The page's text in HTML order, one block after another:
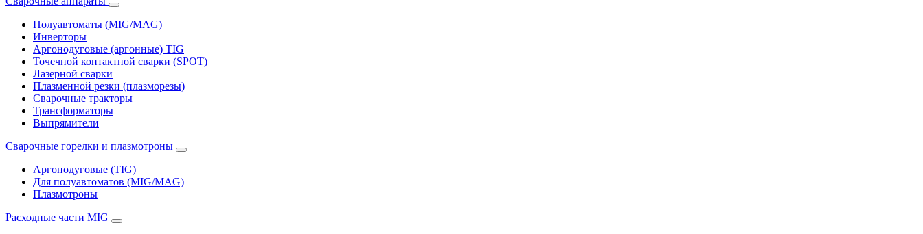
Полуавтоматы (MIG/MAG)
Инверторы
Аргонодуговые (аргонные) TIG
Точечной контактной сварки (SPOT)
Лазерной сварки
Плазменной резки (плазморезы)
Сварочные тракторы
Трансформаторы
Выпрямители
Cварочные горелки и плазмотроны
Аргонодуговые (TIG)
Для полуавтоматов (MIG/MAG)
Плазмотроны
Расходные части MIG